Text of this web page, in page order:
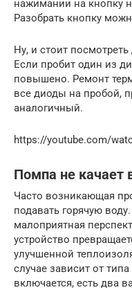
нажимании на кнопку
Разобрать кнопку
Ну, и стоит
Если пробит один из
повышено. Ремонт
все диоды на пробой,
аналогичный.
https://youtube.com/
Помпа не качает
Часто возникающая
подавать горячую
малоприятная
устройство
улучшенной
случае зависит от
включается, есть два